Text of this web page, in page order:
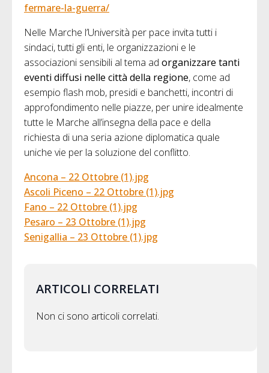
fermare-la-guerra/
Nelle Marche l’Università per pace invita tutti i
sindaci, tutti gli enti, le organizzazioni e le
associazioni sensibili al tema ad organizzare tanti
eventi diffusi nelle città della regione, come ad
esempio flash mob, presidi e banchetti, incontri di
approfondimento nelle piazze, per unire idealmente
tutte le Marche all’insegna della pace e della
richiesta di una seria azione diplomatica quale
uniche vie per la soluzione del conflitto.
Ancona – 22 Ottobre (1).jpg
Ascoli Piceno – 22 Ottobre (1).jpg
Fano – 22 Ottobre (1).jpg
Pesaro – 23 Ottobre (1).jpg
Senigallia – 23 Ottobre (1).jpg
ARTICOLI CORRELATI
Non ci sono articoli correlati.